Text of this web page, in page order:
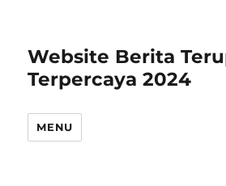
Website Berita
Terpercaya 2024
MENU